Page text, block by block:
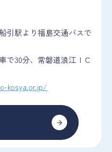
引駅より福島交通バスで
で30分、常磐道浪江ＩＣ
kosya.or.jp/